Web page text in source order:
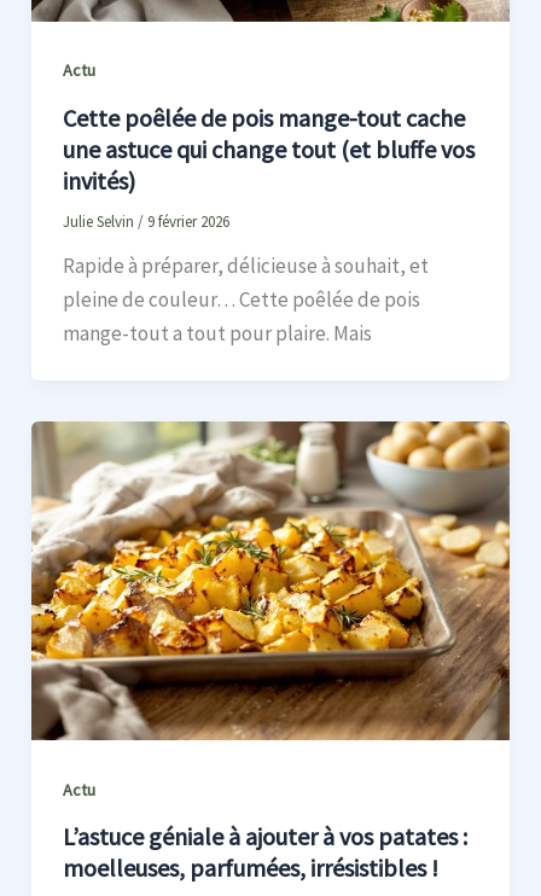
Actu
Cette poêlée de pois mange-tout cache
une astuce qui change tout (et bluffe vos
invités)
Julie Selvin / 9 février 2026
Rapide à préparer, délicieuse à souhait, et
pleine de couleur… Cette poêlée de pois
mange-tout a tout pour plaire. Mais
Actu
L’astuce géniale à ajouter à vos patates :
moelleuses, parfumées, irrésistibles !